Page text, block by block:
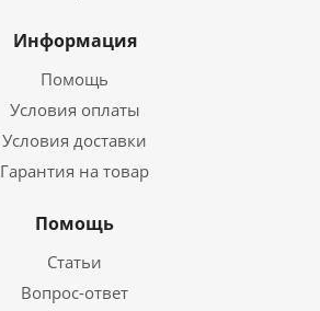
Информация
Помощь
Условия оплаты
Условия доставки
Гарантия на товар
Помощь
Статьи
Вопрос-ответ